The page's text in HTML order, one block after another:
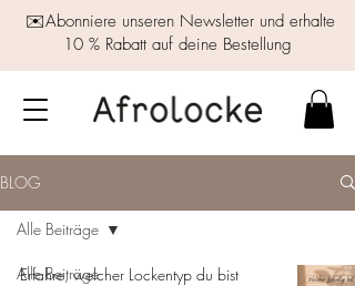
✉️Abonniere unseren Newsletter und erhalte
10 % Rabatt auf deine Bestellung
BLOG
Alle Beiträge
Alle Beiträge
Erfahre, welcher Lockentyp du bist